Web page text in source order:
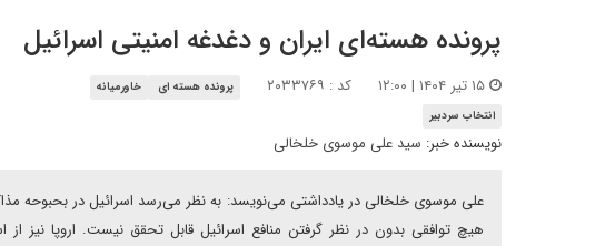
پرونده هسته‌ای ایران و دغدغه امنیتی اسرائیل
کد : ۲۰۳۳۷۶۹ پرونده هسته ای
خاورمیانه
انتخاب سردبیر
نویسنده خبر: سید علی موسوی خلخالی
علی موسوی خلخالی در یادداشتی می‌نویسد: به نظر می‌رسد اسرائیل در بحبوحه
هیچ توافقی بدون در نظر گرفتن منافع اسرائیل قابل تحقق نیست. اروپا نیز